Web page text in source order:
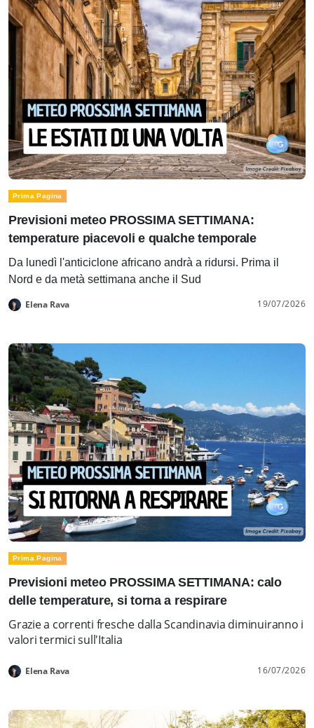
Prima Pagina
Previsioni meteo PROSSIMA SETTIMANA:
temperature piacevoli e qualche temporale
Da lunedì l'anticiclone africano andrà a ridursi. Prima il
Nord e da metà settimana anche il Sud
Elena Rava 19/07/2026
Prima Pagina
Previsioni meteo PROSSIMA SETTIMANA: calo
delle temperature, si torna a respirare
Grazie a correnti fresche dalla Scandinavia diminuiranno i
valori termici sull'Italia
Elena Rava 16/07/2026